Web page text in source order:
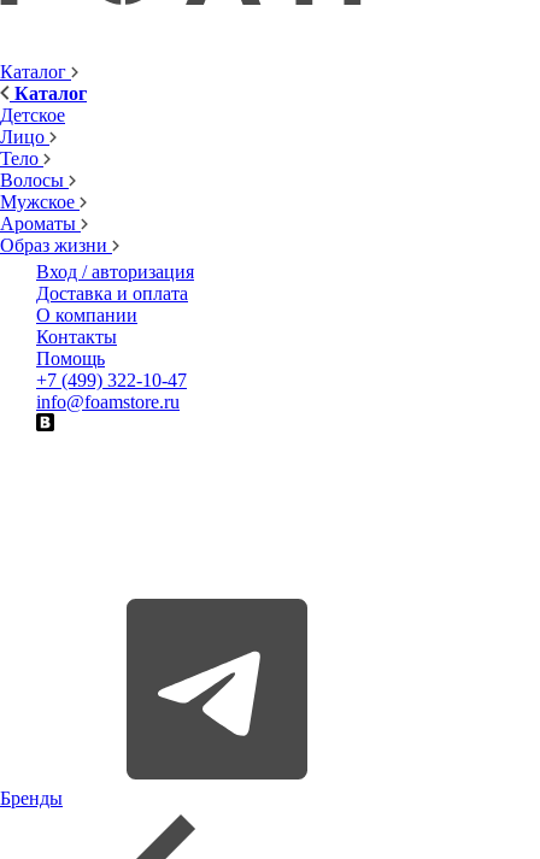
Каталог
Каталог
Детское
Лицо
Тело
Волосы
Мужское
Ароматы
Образ жизни
Вход / авторизация
Доставка и оплата
О компании
Контакты
Помощь
+7 (499) 322-10-47
info@foamstore.ru
Бренды